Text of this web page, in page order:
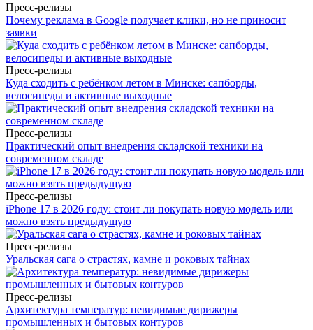
Пресс-релизы
Почему реклама в Google получает клики, но не приносит
заявки
Пресс-релизы
Куда сходить с ребёнком летом в Минске: сапборды,
велосипеды и активные выходные
Пресс-релизы
Практический опыт внедрения складской техники на
современном складе
Пресс-релизы
iPhone 17 в 2026 году: стоит ли покупать новую модель или
можно взять предыдущую
Пресс-релизы
Уральская сага о страстях, камне и роковых тайнах
Пресс-релизы
Архитектура температур: невидимые дирижеры
промышленных и бытовых контуров